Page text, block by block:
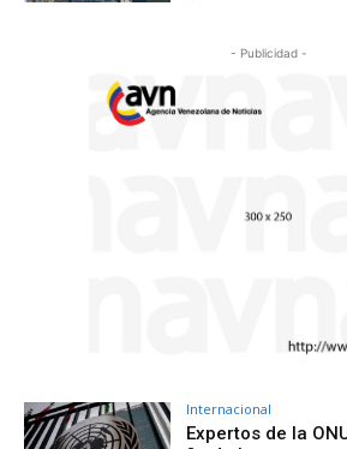
- Publicidad -
Internacional
Expertos de la